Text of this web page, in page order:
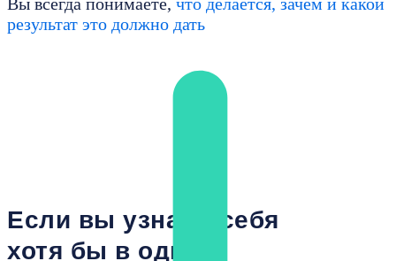
Если вы узнали себя
хотя бы в одном
Вы всегда понимаете, что делается, зачем и какой
результат это должно дать